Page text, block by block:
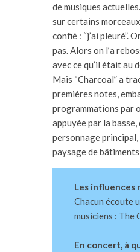
de musiques
sur certains
confié : “j’ai pleuré”.
pas. Alors on l’a
avec ce qu’il était au
Mais “Charcoal” a
premières notes,
programmations par
appuyée par la
personnage principal,
paysage de
Les influences
Chacun écoute
musiciens : The
En concert, à